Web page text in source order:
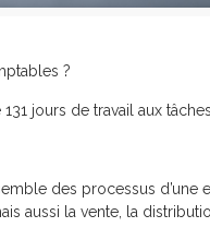
?
jours de travail aux
des processus
aussi la vente, la